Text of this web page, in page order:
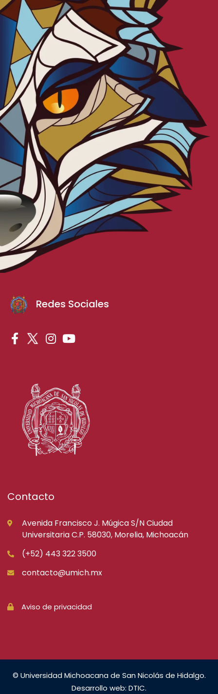
Redes Sociales
Contacto
Avenida Francisco J. Múgica S/N Ciudad
Universitaria C.P. 58030, Morelia, Michoacán
(+52) 443 322 3500
contacto@umich.mx
Aviso de privacidad
© Universidad Michoacana de San Nicolás de Hidalgo.
Desarrollo web: DTIC.